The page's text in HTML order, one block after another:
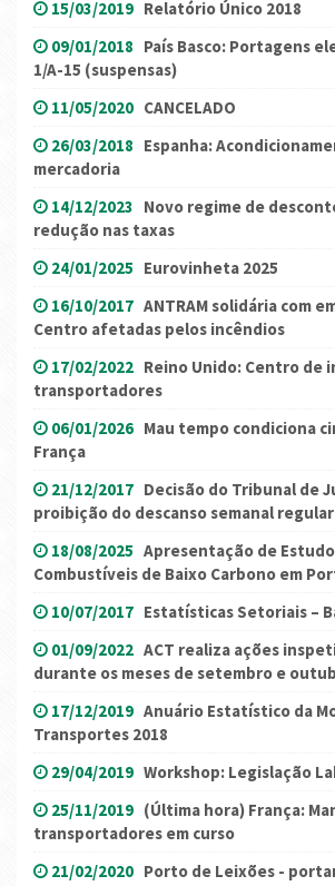
15/03/2019 Relatório Único 2018
09/01/2018 País Basco: Portagens
1/A-15 (suspensas)
11/05/2020 CANCELADO
26/03/2018 Espanha:
mercadoria
14/12/2023 Novo regime de
redução nas taxas
24/01/2025 Eurovinheta 2025
16/10/2017 ANTRAM solidária com
Centro afetadas pelos incêndios
17/02/2022 Reino Unido: Centro de
transportadores
06/01/2026 Mau tempo condiciona
França
21/12/2017 Decisão do Tribunal de
proibição do descanso semanal regular
18/08/2025 Apresentação de
Combustíveis de Baixo Carbono em
10/07/2017 Estatísticas Setoriais –
01/09/2022 ACT realiza ações
durante os meses de setembro e
17/12/2019 Anuário Estatístico da
Transportes 2018
29/04/2019 Workshop: Legislação
25/11/2019 (Última hora) França:
transportadores em curso
21/02/2020 Porto de Leixões -